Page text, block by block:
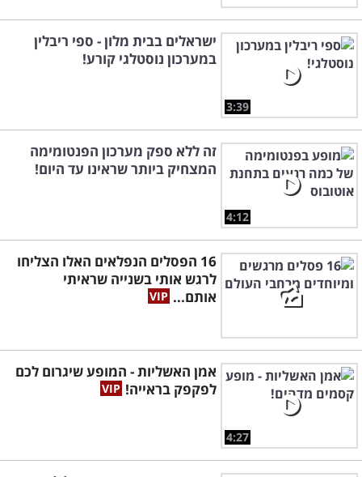
3:39
ישראלים בבית מלון - ספי ריבלין
במערכון נוסטלגי קורע!
4:12
זה ללא ספק מערכון הפנטומימה
המצחיק ביותר שראינו עד היום!
16 הפסלים הנפלאים האלו הצליחו
לרגש אותי בשנייה שראיתי
אותם...
4:27
אמן האשליות - המופע שיגרום לכם
לפקפק בראייה!